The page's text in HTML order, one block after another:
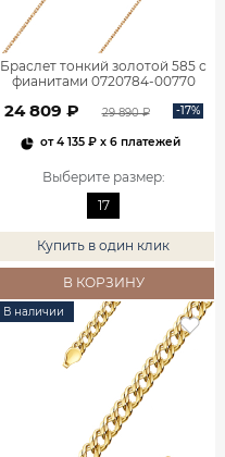
Браслет тонкий золотой 585 с
фианитами 0720784-00770
24 809 ₽ 29 890 ₽ -17%
от4 135 ₽x 6 платежей
Выберите размер:
17
Купить в один клик
В КОРЗИНУ
В наличии